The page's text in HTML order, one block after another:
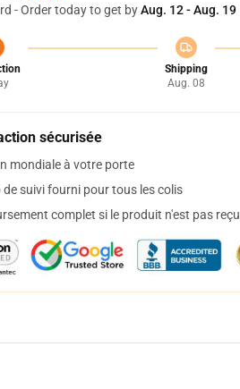
- Order today to get byAug. 12 - Aug. 19
Shipping
Aug. 08
sécurisée
mondiale à votre porte
de suivi fourni pour tous les colis
complet si le produit n'est pas reçu